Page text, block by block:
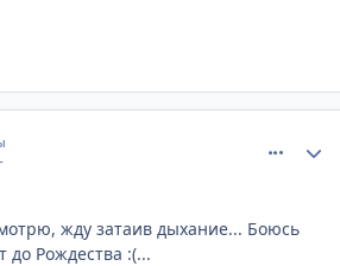
жду затаив дыхание... Боюсь
до Рождества :(...